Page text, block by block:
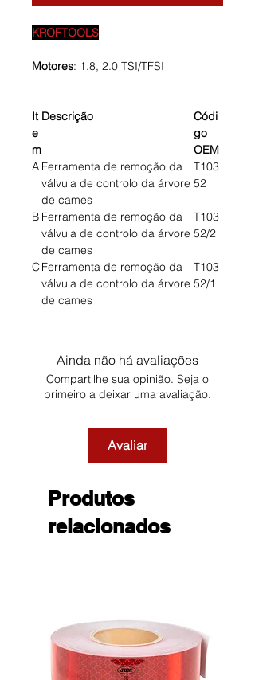
KROFTOOLS
Motores: 1.8, 2.0 TSI/TFSI
It
e
m
Descrição
Códi
go
OEM
A Ferramenta de remoção da
válvula de controlo da árvore
de cames
T103
52
B Ferramenta de remoção da
válvula de controlo da árvore
de cames
T103
52/2
CFerramenta de remoção da
válvula de controlo da árvore
de cames
T103
52/1
Ainda não há avaliações
Compartilhe sua opinião. Seja o
primeiro a deixar uma avaliação.
Avaliar
Produtos
relacionados